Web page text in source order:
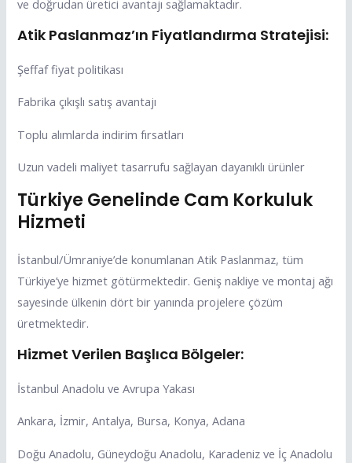
ve doğrudan üretici avantajı sağlamaktadır.
Atik Paslanmaz’ın Fiyatlandırma Stratejisi:
Şeffaf fiyat politikası
Fabrika çıkışlı satış avantajı
Toplu alımlarda indirim fırsatları
Uzun vadeli maliyet tasarrufu sağlayan dayanıklı ürünler
Türkiye Genelinde Cam Korkuluk
Hizmeti
İstanbul/Ümraniye’de konumlanan Atik Paslanmaz, tüm
Türkiye’ye hizmet götürmektedir. Geniş nakliye ve montaj ağı
sayesinde ülkenin dört bir yanında projelere çözüm
üretmektedir.
Hizmet Verilen Başlıca Bölgeler:
İstanbul Anadolu ve Avrupa Yakası
Ankara, İzmir, Antalya, Bursa, Konya, Adana
Doğu Anadolu, Güneydoğu Anadolu, Karadeniz ve İç Anadolu